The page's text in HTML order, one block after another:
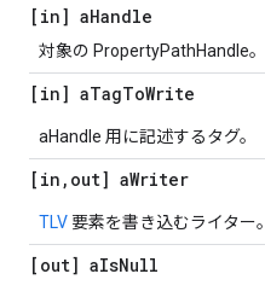
[in] aHandle
対象の PropertyPathHandle。
[in] aTagToWrite
aHandle 用に記述するタグ。
[in , out] aWriter
TLV 要素を書き込むライター。
[out] aIsNull